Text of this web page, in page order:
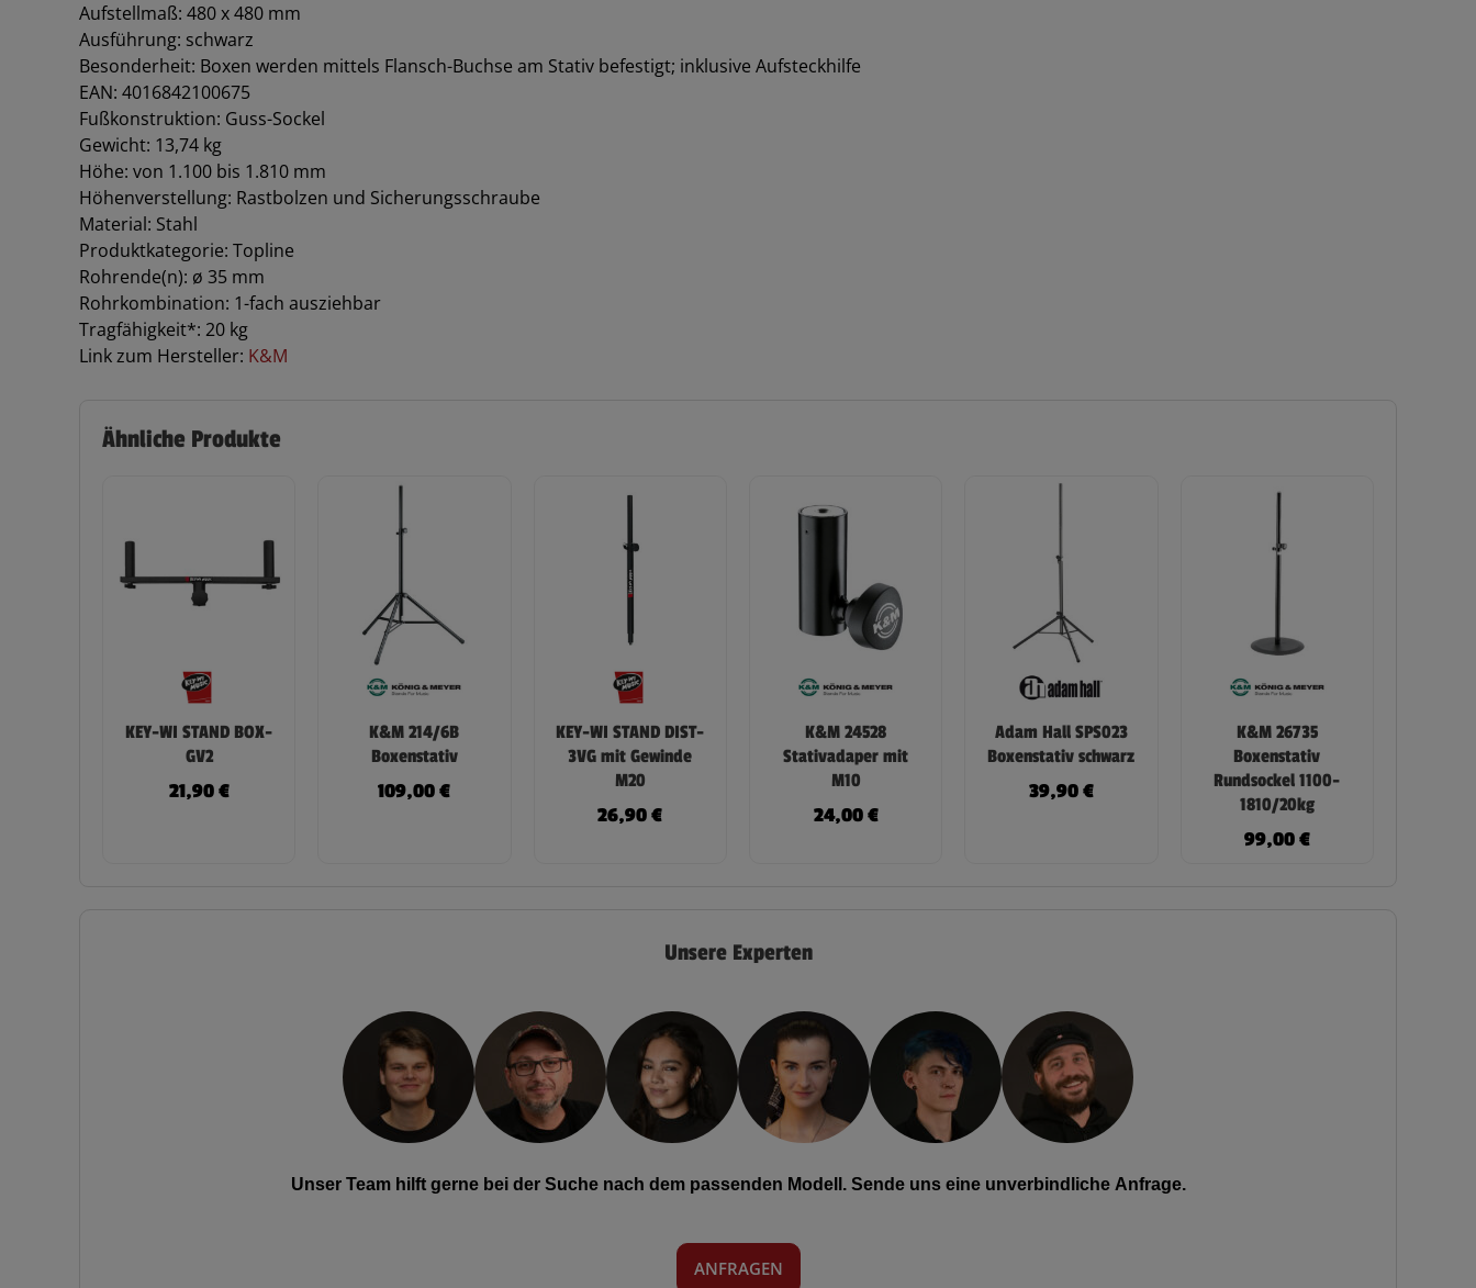
Aufstellmaß: 480 x 480 mm
Ausführung: schwarz
Besonderheit: Boxen werden mittels Flansch-Buchse am Stativ befestigt; inklusive Aufsteckhilfe
EAN: 4016842100675
Fußkonstruktion: Guss-Sockel
Gewicht: 13,74 kg
Höhe: von 1.100 bis 1.810 mm
Höhenverstellung: Rastbolzen und Sicherungsschraube
Material: Stahl
Produktkategorie: Topline
Rohrende(n): ø 35 mm
Rohrkombination: 1-fach ausziehbar
Tragfähigkeit*: 20 kg
Link zum Hersteller: K&M
Ähnliche Produkte
KEY-WI STAND BOX-
GV2
21,90€
K&M 214/6B
Boxenstativ
109,00€
KEY-WI STAND DIST-
3VG mit Gewinde
M20
26,90€
K&M 24528
Stativadaper mit
M10
24,00€
Adam Hall SPS023
Boxenstativ schwarz
39,90€
K&M 26735
Boxenstativ
Rundsockel 1100-
1810/20kg
99,00€
Unsere Experten
Unser Team hilft gerne bei der Suche nach dem passenden Modell. Sende uns eine unverbindliche Anfrage.
ANFRAGEN